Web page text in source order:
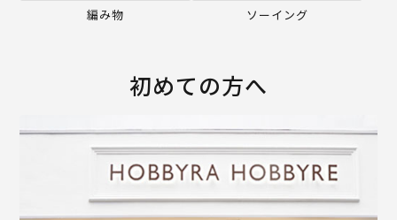
編み物 ソーイング
初めての方へ